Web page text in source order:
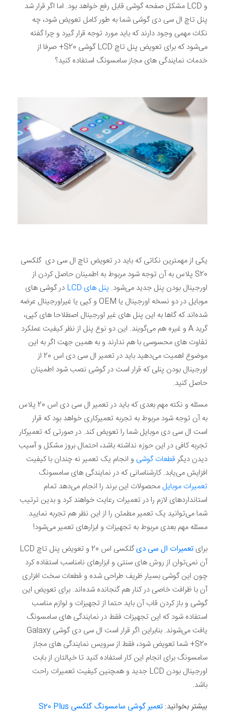
و LCD مشکل صفحه گوشی قابل رفع خواهد بود. اما اگر قرار شد
پنل تاچ ال سی دی گوشی شما به طور کامل تعویض شود، چه
نکات مهمی وجود دارند که باید مورد توجه قرار گیرد و چرا گفته
می‌شود که برای تعویض پنل تاچ LCD گوشی S20+ صرفا از
خدمات نمایندگی های مجاز سامسونگ استفاده کنید؟
یکی از مهمترین نکاتی که باید در تعویض تاچ ال سی دی گلکسی
S20 پلاس به آن توجه شود مربوط به اطمینان حاصل کردن از
اورجینال بودن پنل جدید می‌شود. پنل های LCD
در گوشی های
موبایل در دو نسخه اورجینال یا OEM و کپی یا غیراورجینال عرضه
شده‌اند که گاها به این پنل های غیر اورجینال اصطلاحا های کپی،
گرید A و غیره هم می‌گویند. این دو نوع پنل از نظر کیفیت عملکرد
تفاوت های محسوسی با هم ندارند و به همین جهت اگر به این
موضوع اهمیت می‌دهید باید در تعمیر ال سی دی اس 20 از
اورجینال بودن پنلی که قرار است در گوشی نصب شود اطمینان
حاصل کنید.
مسئله و نکته مهم بعدی که باید در تعمیر ال سی دی اس 20 پلاس
به آن توجه شود مربوط به تجربه تعمیرکاری خواهد بود که قرار
است ال سی دی موبایل شما را تعویض کند. در صورتی که تعمیرکار
تجربه کافی در این حوزه نداشته باشد، احتمال بروز مشکل و آسیب
دیدن دیگرقطعات گوشی و انجام یک تعمیر نه چندان با کیفیت
افزایش می‌یابد. کارشناسانی که در نمایندگی های سامسونگ
تعمیرات موبایل محصولات این برند را انجام می‌دهد تمام
استانداردهای لازم را در تعمیرات رعایت خواهند کرد و بدین ترتیب
شما می‌توانید یک تعمیر مطمئن را از این نظر هم تجربه نمایید.
مسئله مهم بعدی مربوط به تجهیزات و ابزارهای تعمیر می‌شود!
برای تعمیرات ال سی دی
گلکسی اس 20 و تعویض پنل تاچ LCD
آن نمی‌توان از روش های سنتی و ابزارهای نامناسب استفاده کرد
چون این گوشی بسیار ظریف طراحی شده و قطعات سخت افزاری
آن با ظرافت خاصی در کنار هم گنجانده شده‌اند. برای تعویض این
گوشی و باز کردن قاب آن باید حتما از تجهیزات و لوازم مناسب
استفاده شود که این تجهیزات فقط در نمایندگی های سامسونگ
یافت می‌شوند. بنابراین اگر قرار است ال سی دی گوشی Galaxy
S20+ شما تعویض شود، فقط از سرویس نمایندگی های مجاز
سامسونگ برای انجام این کار استفاده کنید تا خیالتان از بابت
اورجینال بودن LCD جدید و همچنین کیفیت تعمیرات راحت
باشد.
بیشتر بخوانید: تعمیر گوشی سامسونگ گلکسی S20 Plus